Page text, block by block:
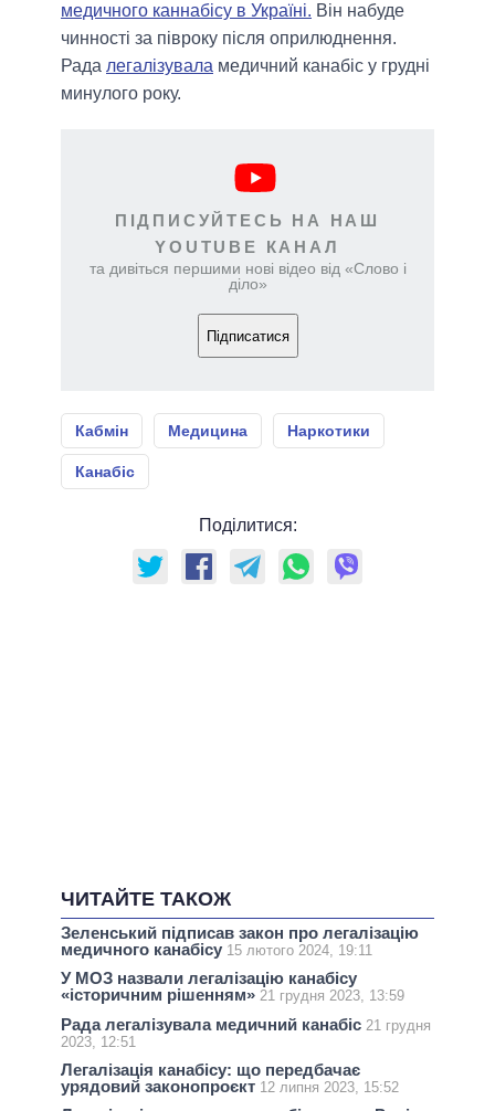
медичного каннабісу в Україні. Він набуде
чинності за півроку після оприлюднення.
Рада легалізувала медичний канабіс у грудні
минулого року.
ПІДПИСУЙТЕСЬ НА НАШ
YOUTUBE КАНАЛ
та дивіться першими нові відео від «Слово і
діло»
Підписатися
Кабмін Медицина Наркотики
Канабіс
Поділитися:
ЧИТАЙТЕ ТАКОЖ
Зеленський підписав закон про легалізацію
медичного канабісу 15 лютого 2024, 19:11
У МОЗ назвали легалізацію канабісу
«історичним рішенням» 21 грудня 2023, 13:59
Рада легалізувала медичний канабіс 21 грудня
2023, 12:51
Легалізація канабісу: що передбачає
урядовий законопроєкт 12 липня 2023, 15:52